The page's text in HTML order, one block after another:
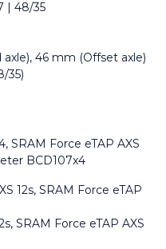
| 48/35
46 mm (Offset axle)
35)
SRAM Force eTAP AXS
BCD107x4
12s, SRAM Force eTAP
SRAM Force eTAP AXS